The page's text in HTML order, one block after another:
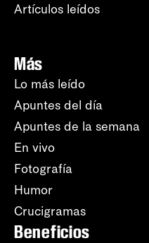
Artículos leídos
Más
Lo más leído
Apuntes del día
Apuntes de la semana
En vivo
Fotografía
Humor
Crucigramas
Beneficios